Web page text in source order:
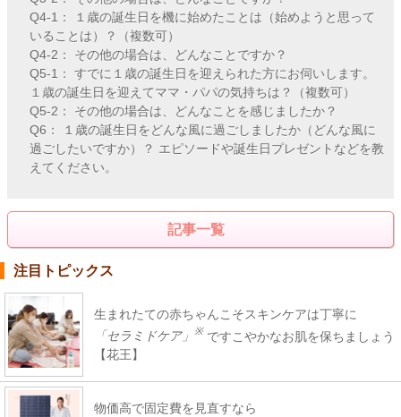
Q4-1： １歳の誕生日を機に始めたことは（始めようと思って
いることは）？（複数可）
Q4-2： その他の場合は、どんなことですか？
Q5-1： すでに１歳の誕生日を迎えられた方にお伺いします。
１歳の誕生日を迎えてママ・パパの気持ちは？（複数可）
Q5-2： その他の場合は、どんなことを感じましたか？
Q6： １歳の誕生日をどんな風に過ごしましたか（どんな風に
過ごしたいですか）？ エピソードや誕生日プレゼントなどを教
えてください。
記事一覧
注目トピックス
生まれたての赤ちゃんこそスキンケアは丁寧に
「セラミドケア」
※ ですこやかなお肌を保ちましょう
【花王】
物価高で固定費を見直すなら